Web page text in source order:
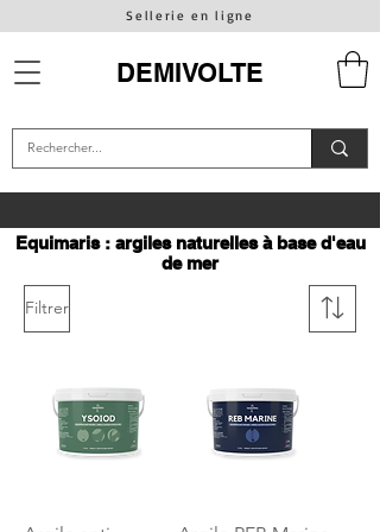
Sellerie en ligne
DEMIVOLTE
Equimaris : argiles naturelles à base d'eau
de mer
Filtrer